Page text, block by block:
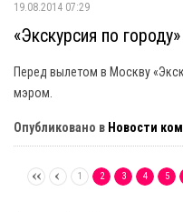
19.08.2014 07:29
«Экскурсия по
Перед вылетом в Москву
мэром.
Опубликовано в Новости
1 2 3 4 5